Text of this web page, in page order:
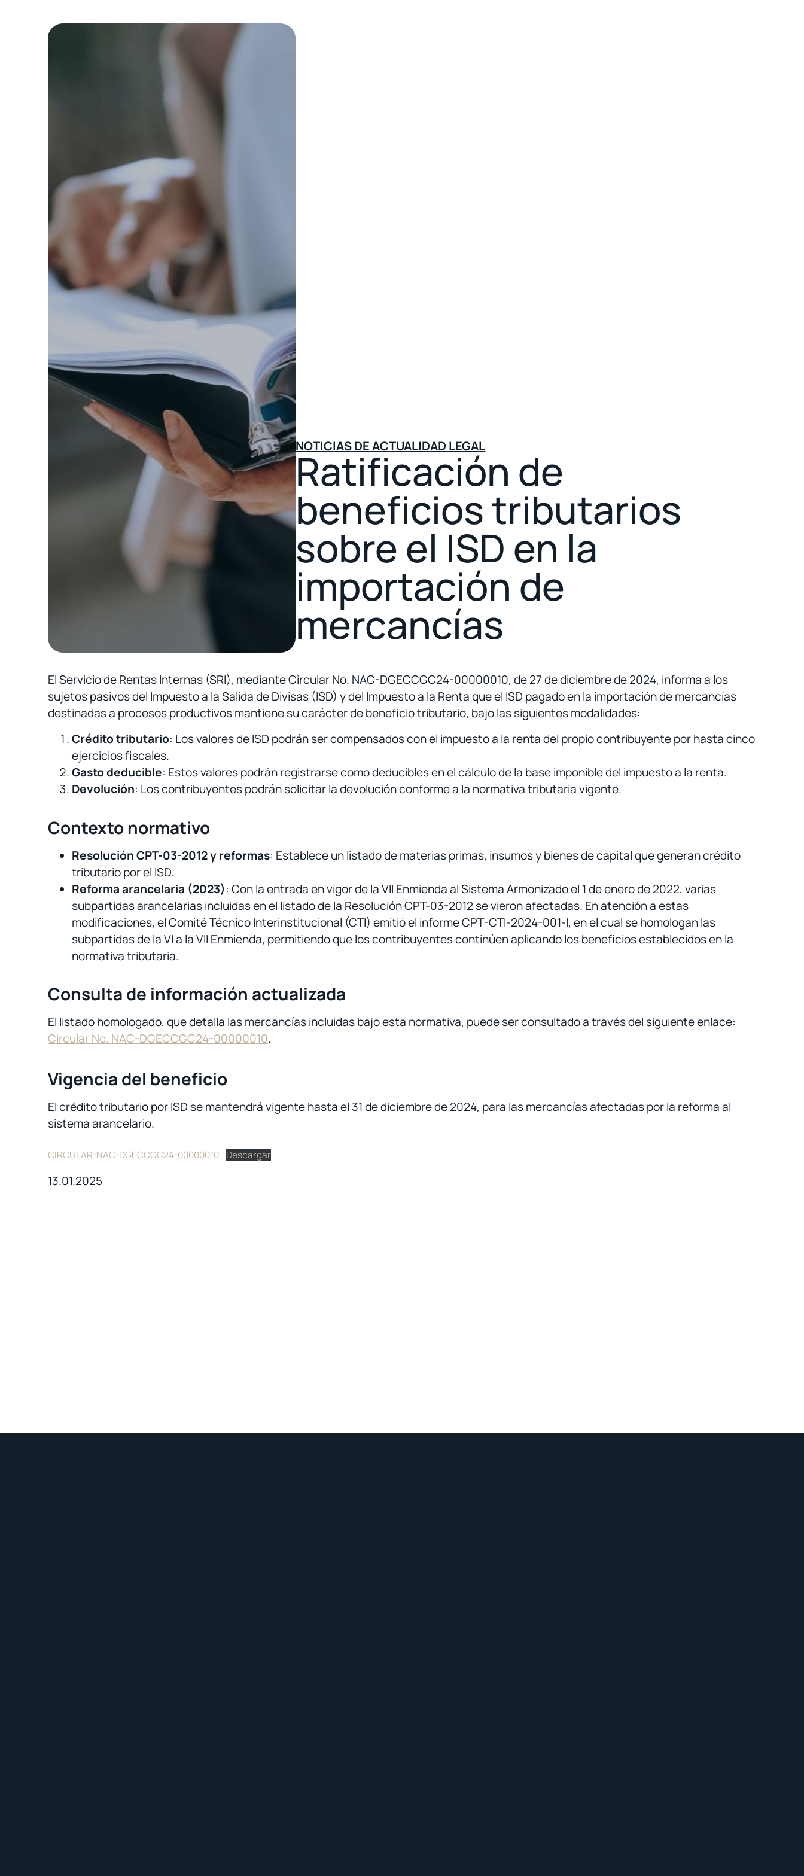
NOTICIAS DE ACTUALIDAD LEGAL
Ratificación de
beneficios tributarios
sobre el ISD en la
importación de
mercancías
El Servicio de Rentas Internas (SRI), mediante Circular No. NAC-DGECCGC24-00000010, de 27 de diciembre de 2024, informa a los
sujetos pasivos del Impuesto a la Salida de Divisas (ISD) y del Impuesto a la Renta que el ISD pagado en la importación de mercancías
destinadas a procesos productivos mantiene su carácter de beneficio tributario, bajo las siguientes modalidades:
Crédito tributario: Los valores de ISD podrán ser compensados con el impuesto a la renta del propio contribuyente por hasta cinco
ejercicios fiscales.
Gasto deducible: Estos valores podrán registrarse como deducibles en el cálculo de la base imponible del impuesto a la renta.
Devolución: Los contribuyentes podrán solicitar la devolución conforme a la normativa tributaria vigente.
Contexto normativo
Resolución CPT-03-2012 y reformas: Establece un listado de materias primas, insumos y bienes de capital que generan crédito
tributario por el ISD.
Reforma arancelaria (2023): Con la entrada en vigor de la VII Enmienda al Sistema Armonizado el 1 de enero de 2022, varias
subpartidas arancelarias incluidas en el listado de la Resolución CPT-03-2012 se vieron afectadas. En atención a estas
modificaciones, el Comité Técnico Interinstitucional (CTI) emitió el informe CPT-CTI-2024-001-I, en el cual se homologan las
subpartidas de la VI a la VII Enmienda, permitiendo que los contribuyentes continúen aplicando los beneficios establecidos en la
normativa tributaria.
Consulta de información actualizada
El listado homologado, que detalla las mercancías incluidas bajo esta normativa, puede ser consultado a través del siguiente enlace:
CircularNo. NAC-DGECCGC24-00000010.
Vigencia del beneficio
El crédito tributario por ISD se mantendrá vigente hasta el 31 de diciembre de 2024, para las mercancías afectadas por la reforma al
sistema arancelario.
CIRCULAR-NAC-DGECCGC24-00000010 Descargar
13.01.2025